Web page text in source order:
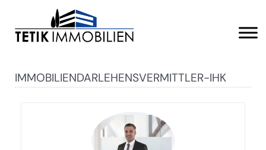
IMMOBILIENDARLEHENSVERMITTLER-IHK